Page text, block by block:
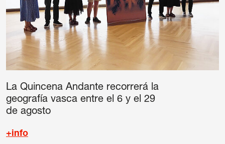
La Quincena Andante recorrerá la
geografía vasca entre el 6 y el 29
de agosto
+info